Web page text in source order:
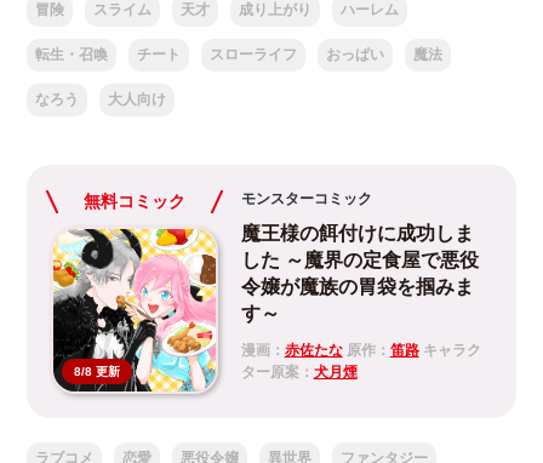
冒険 スライム 天才 成り上がり ハーレム
転生・召喚 チート スローライフ おっぱい 魔法
なろう 大人向け
無料コミック
8/8 更新
モンスターコミック
魔王様の餌付けに成功しま
した ～魔界の定食屋で悪役
令嬢が魔族の胃袋を掴みま
す～
漫画： 赤佐たな原作： 笛路キャラク
ター原案： 犬月煙
ラブコメ 恋愛 悪役令嬢 異世界 ファンタジー